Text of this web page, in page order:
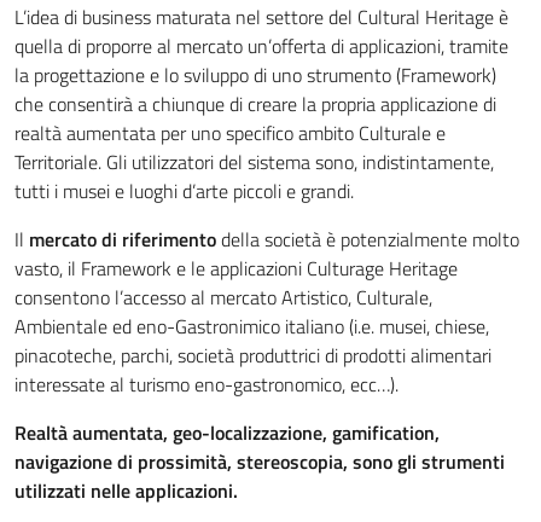
L’idea di business maturata nel settore del Cultural Heritage è
quella di proporre al mercato un’offerta di applicazioni, tramite
la progettazione e lo sviluppo di uno strumento (Framework)
che consentirà a chiunque di creare la propria applicazione di
realtà aumentata per uno specifico ambito Culturale e
Territoriale. Gli utilizzatori del sistema sono, indistintamente,
tutti i musei e luoghi d’arte piccoli e grandi.
Il mercato di riferimentodella società è potenzialmente molto
vasto, il Framework e le applicazioni Culturage Heritage
consentono l’accesso al mercato Artistico, Culturale,
Ambientale ed eno-Gastronimico italiano (i.e. musei, chiese,
pinacoteche, parchi, società produttrici di prodotti alimentari
interessate al turismo eno-gastronomico, ecc…).
Realtà aumentata, geo-localizzazione, gamification,
navigazione di prossimità, stereoscopia, sono gli strumenti
utilizzati nelle applicazioni.